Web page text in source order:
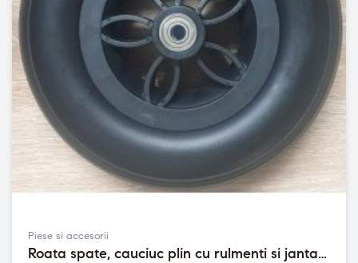
Piese si accesorii
Roata spate, cauciuc plin cu rulmenti si janta